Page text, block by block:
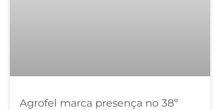
Agrofel marca presença no 38º